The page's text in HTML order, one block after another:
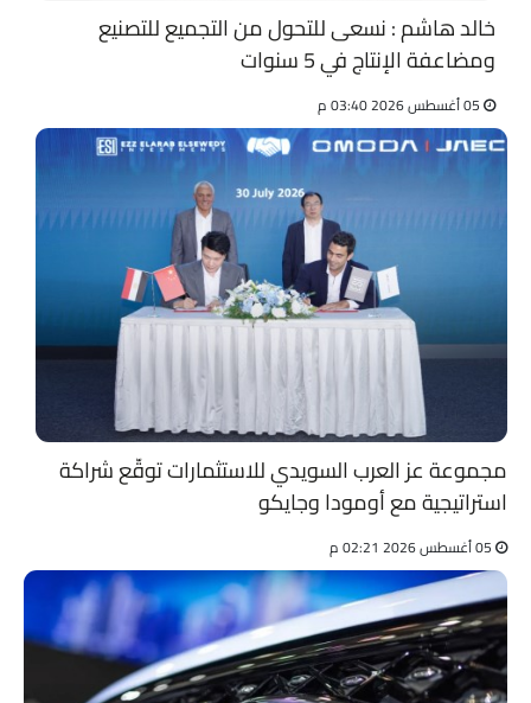
خالد هاشم : نسعى للتحول من التجميع للتصنيع
ومضاعفة الإنتاج في 5 سنوات
مجموعة عز العرب السويدي للاستثمارات توقّع شراكة
استراتيجية مع أومودا وجايكو